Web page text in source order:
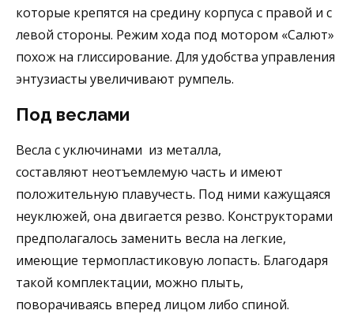
которые крепятся на средину корпуса с правой и с
левой стороны. Режим хода под мотором «Салют»
похож на глиссирование. Для удобства управления
энтузиасты увеличивают румпель.
Под веслами
Весла с уключинами из металла,
составляют неотъемлемую часть и имеют
положительную плавучесть. Под ними кажущаяся
неуклюжей, она двигается резво. Конструкторами
предполагалось заменить весла на легкие,
имеющие термопластиковую лопасть. Благодаря
такой комплектации, можно плыть,
поворачиваясь вперед лицом либо спиной.